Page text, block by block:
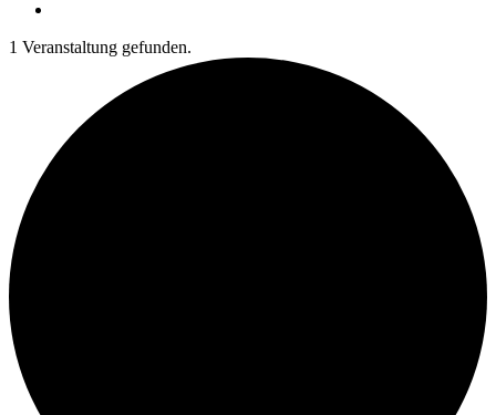
1 Veranstaltung gefunden.